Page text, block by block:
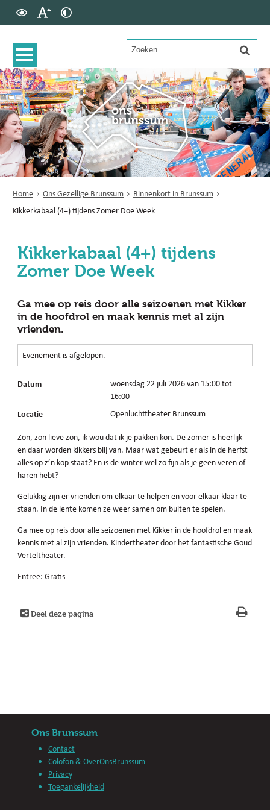
Home Ons Gezellige Brunssum
Binnenkort in Brunssum
Kikkerkabaal (4+) tijdens Zomer Doe Week
Kikkerkabaal (4+) tijdens
Zomer Doe Week
Ga mee op reis door alle seizoenen met Kikker
in de hoofdrol en maak kennis met al zijn
vrienden.
Evenement is afgelopen.
Datum
woensdag 22 juli 2026 van 15:00 tot
16:00
Locatie Openluchttheater Brunssum
Zon, zon lieve zon, ik wou dat ik je pakken kon. De zomer is heerlijk
en daar worden kikkers blij van. Maar wat gebeurt er als in de herfst
alles op z’n kop staat? En is de winter wel zo fijn als je geen veren of
haren hebt?
Gelukkig zijn er vrienden om elkaar te helpen en voor elkaar klaar te
staan. In de lente komen ze weer samen om buiten te spelen.
Ga mee op reis door alle seizoenen met Kikker in de hoofdrol en maak
kennis met al zijn vrienden. Kindertheater door het fantastische Goud
Verteltheater.
Entree: Gratis
Deel deze pagina
Ons Brunssum
Contact
Colofon & OverOnsBrunssum
Privacy
Toegankelijkheid